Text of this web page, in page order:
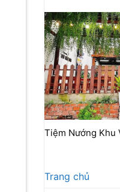
Tiệm Nướng Khu
Trang chủ